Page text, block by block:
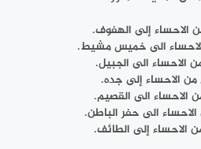
إلى الهفوف.
الى خميس مشيط.
الى الجبيل.
الاحساء إلى جده.
الى القصيم.
الى حفر الباطن.
إلى الطائف.